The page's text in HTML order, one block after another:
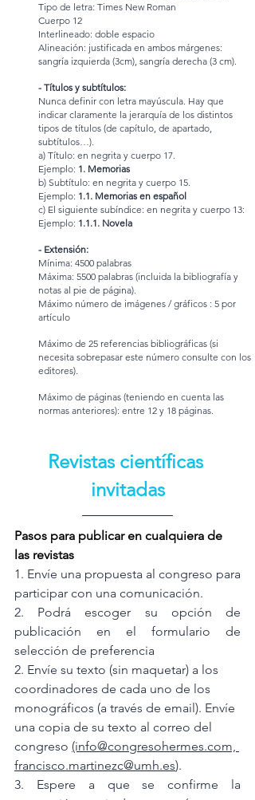
Tipo de letra: Times New Roman
Cuerpo 12
Interlineado: doble espacio
Alineación: justificada en ambos márgenes:
sangría izquierda (3cm), sangría derecha (3 cm).
- Títulos y subtítulos:
Nunca definir con letra mayúscula. Hay que
indicar claramente la jerarquía de los distintos
tipos de títulos (de capítulo, de apartado,
subtítulos…).
a) Título: en negrita y cuerpo 17.
Ejemplo: 1. Memorias
b) Subtítulo: en negrita y cuerpo 15.
Ejemplo: 1.1. Memorias en español
c) El siguiente subíndice: en negrita y cuerpo 13:
Ejemplo: 1.1.1. Novela
- Extensión:
Mínima: 4500 palabras
Máxima: 5500 palabras (incluida la bibliografía y
notas al pie de página).
Máximo número de imágenes / gráficos : 5 por
artículo
Máximo de 25 referencias bibliográficas (si
necesita sobrepasar este número consulte con los
editores).
Máximo de páginas (teniendo en cuenta las
normas anteriores): entre 12 y 18 páginas.
Revistas científicas
invitadas
Pasos para publicar en cualquiera de
las revistas
1. Envíe una propuesta al congreso para
participar con una comunicación.
2. Podrá escoger su opción de
publicación en el formulario de
selección de preferencia
2. Envíe su texto (sin maquetar) a los
coordinadores de cada uno de los
monográficos (a través de email). Envíe
una copia de su texto al correo del
congreso (info@congresohermes.com,
francisco.martinezc@umh.es).
3. Espere a que se confirme la